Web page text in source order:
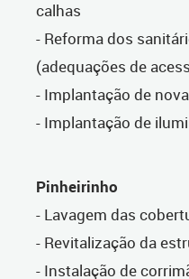
calhas
- Reforma dos
(adequações de
- Implantação de
- Implantação de
Pinheirinho
- Lavagem das
- Revitalização da
- Instalação de